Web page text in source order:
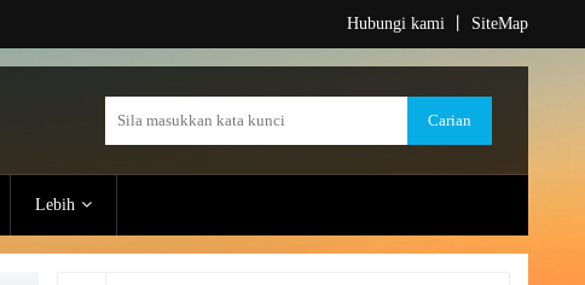
Hubungi kami SiteMap
Lebih